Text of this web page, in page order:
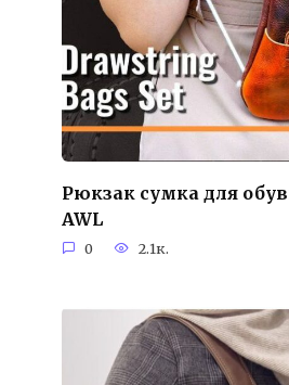
Рюкзак сумка для
AWL
0 2.1к.